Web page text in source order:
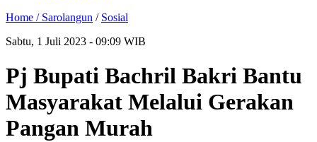
Home / Sarolangun / Sosial
Sabtu, 1 Juli 2023 - 09:09 WIB
Pj Bupati Bachril Bakri Bantu
Masyarakat Melalui Gerakan
Pangan Murah